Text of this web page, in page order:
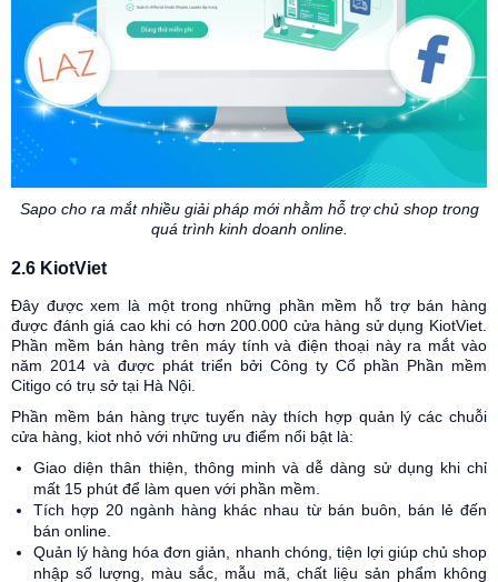
Sapo cho ra mắt nhiều giải pháp mới nhằm hỗ trợ chủ shop trong
quá trình kinh doanh online.
2.6 KiotViet
Đây được xem là một trong những phần mềm hỗ trợ bán hàng
được đánh giá cao khi có hơn 200.000 cửa hàng sử dụng KiotViet.
Phần mềm bán hàng trên máy tính và điện thoại này ra mắt vào
năm 2014 và được phát triển bởi Công ty Cổ phần Phần mềm
Citigo có trụ sở tại Hà Nội.
Phần mềm bán hàng trực tuyến này thích hợp quản lý các chuỗi
cửa hàng, kiot nhỏ với những ưu điểm nổi bật là:
Giao diện thân thiện, thông minh và dễ dàng sử dụng khi chỉ
mất 15 phút để làm quen với phần mềm.
Tích hợp 20 ngành hàng khác nhau từ bán buôn, bán lẻ đến
bán online.
Quản lý hàng hóa đơn giản, nhanh chóng, tiện lợi giúp chủ shop
nhập số lượng, màu sắc, mẫu mã, chất liệu sản phẩm không